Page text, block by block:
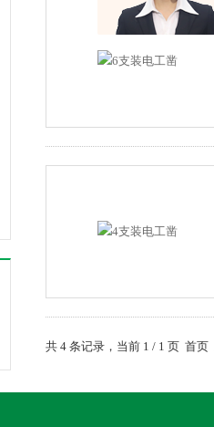
共 4 条记录，当前 1 / 1 页 首